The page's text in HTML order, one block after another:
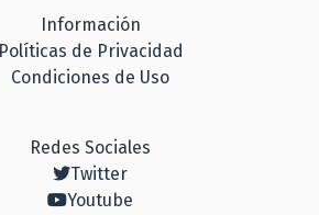
Información
Políticas de Privacidad
Condiciones de Uso
Redes Sociales
Twitter
Youtube